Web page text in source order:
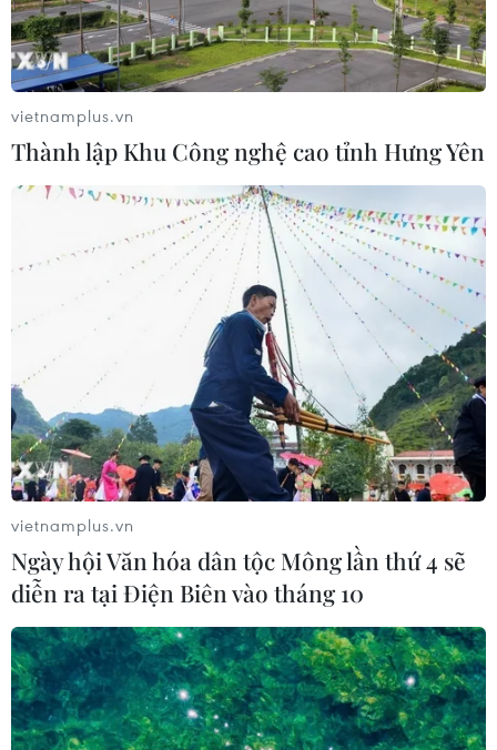
vietnamplus.vn
Thành lập Khu Công nghệ cao tỉnh Hưng Yên
vietnamplus.vn
Ngày hội Văn hóa dân tộc Mông lần thứ 4 sẽ
diễn ra tại Điện Biên vào tháng 10